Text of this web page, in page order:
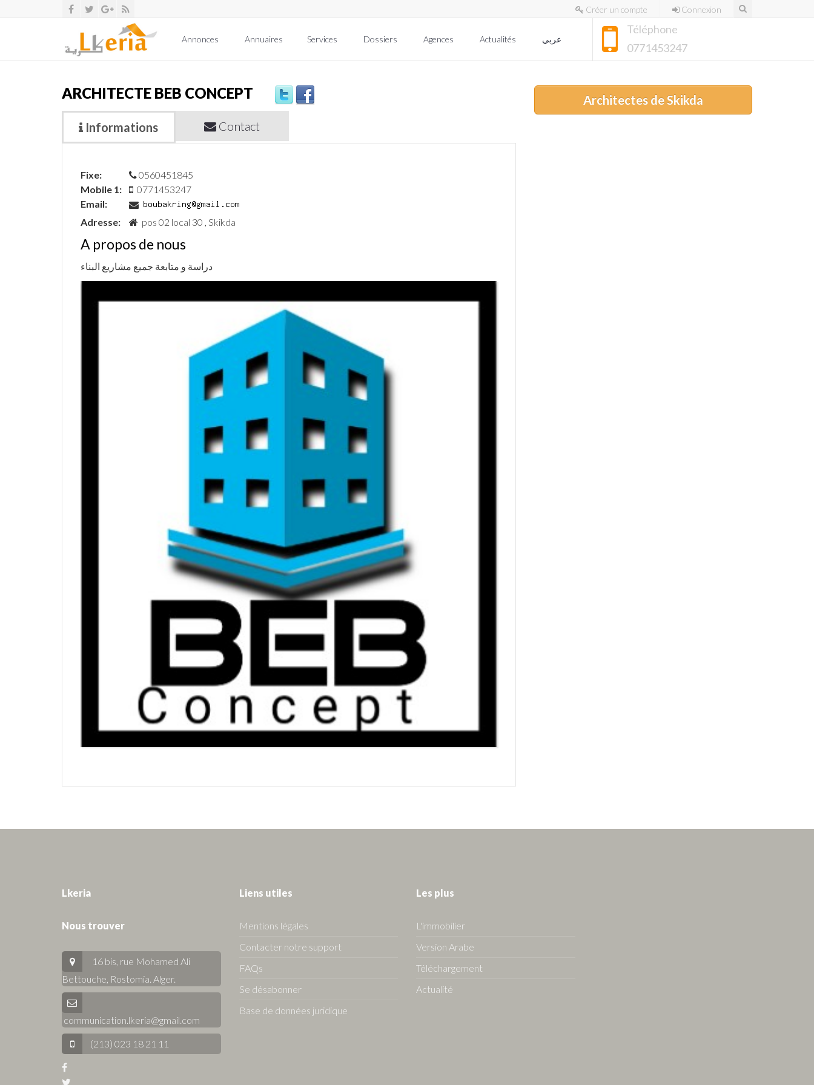
Créer un compte Connexion
Téléphone
0771453247
Annonces Annuaires Services Dossiers Agences Actualités
ARCHITECTE BEB CONCEPT
Informations Contact
Fixe:
0560451845
Mobile 1:
0771453247
Email:
Adresse:
pos 02 local 30 , Skikda
A propos de nous
دراسة و متابعة جميع مشاريع البناء
Architectes de Skikda
Lkeria
Nous trouver
16 bis, rue Mohamed Ali
Bettouche, Rostomia. Alger.
communication.lkeria@gmail.com
(213) 023 18 21 11
Liens utiles
Mentions légales
Contacter notre support
FAQs
Se désabonner
Base de données juridique
Les plus
L'immobilier
Version Arabe
Téléchargement
Actualité